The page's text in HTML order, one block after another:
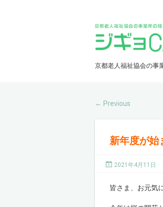
京都老人福祉協会の事
← Previous
新年度が始
2021年4月11日
皆さま、お元気